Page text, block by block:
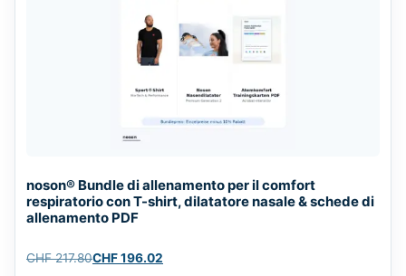
noson® Bundle di allenamento per il comfort
respiratorio con T-shirt, dilatatore nasale & schede di
allenamento PDF
CHF217.80CHF196.02